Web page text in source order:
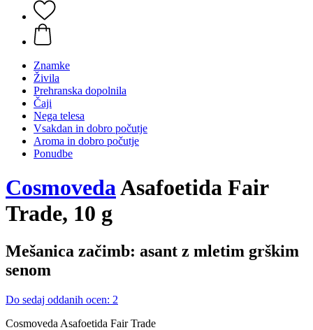
Znamke
Živila
Prehranska dopolnila
Čaji
Nega telesa
Vsakdan in dobro počutje
Aroma in dobro počutje
Ponudbe
CosmovedaAsafoetida Fair
Trade, 10 g
Mešanica začimb: asant z mletim grškim
senom
Do sedaj oddanih ocen: 2
Cosmoveda Asafoetida Fair Trade